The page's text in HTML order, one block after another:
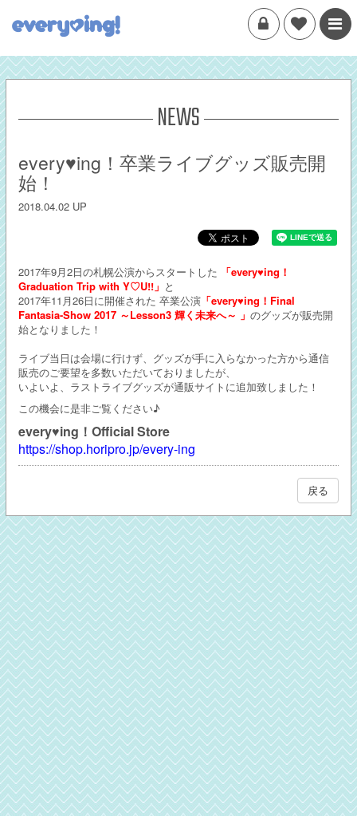
NEWS
every♥ing！卒業ライブグッズ販売開
始！
2018.04.02 UP
2017年9月2日の札幌公演からスタートした
「every♥ing！
Graduation Trip with Y♡U!!」 と
2017年11月26日に開催された 卒業公演 「every♥ing！Final
Fantasia-Show 2017 ～Lesson3 輝く未来へ～ 」 のグッズが販売開
始となりました！
ライブ当日は会場に行けず、グッズが手に入らなかった方から通信
販売のご要望を多数いただいておりましたが、
いよいよ、ラストライブグッズが通販サイトに追加致しました！
この機会に是非ご覧ください♪
every♥ing！Official Store
https://shop.horipro.jp/every-ing
戻る